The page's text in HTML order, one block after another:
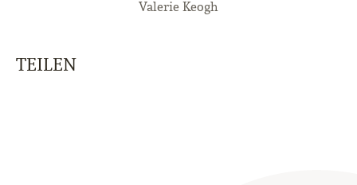
Valerie Keogh
TEILEN